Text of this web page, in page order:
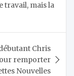
travail, mais la
Chris
remporter
Nouvelles